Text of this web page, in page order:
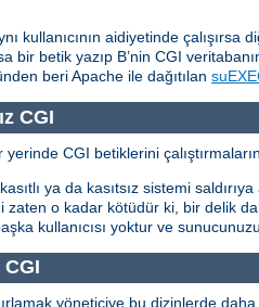
kullanıcının aidiyetinde çalışırsa
bir betik yazıp B’nin CGI
beri Apache ile dağıtılan
CGI
yerinde CGI betiklerini
kasıtlı ya da kasıtsız sistemi
zaten o kadar kötüdür ki, bir delik
kullanıcısı yoktur ve
CGI
yöneticiye bu dizinlerde